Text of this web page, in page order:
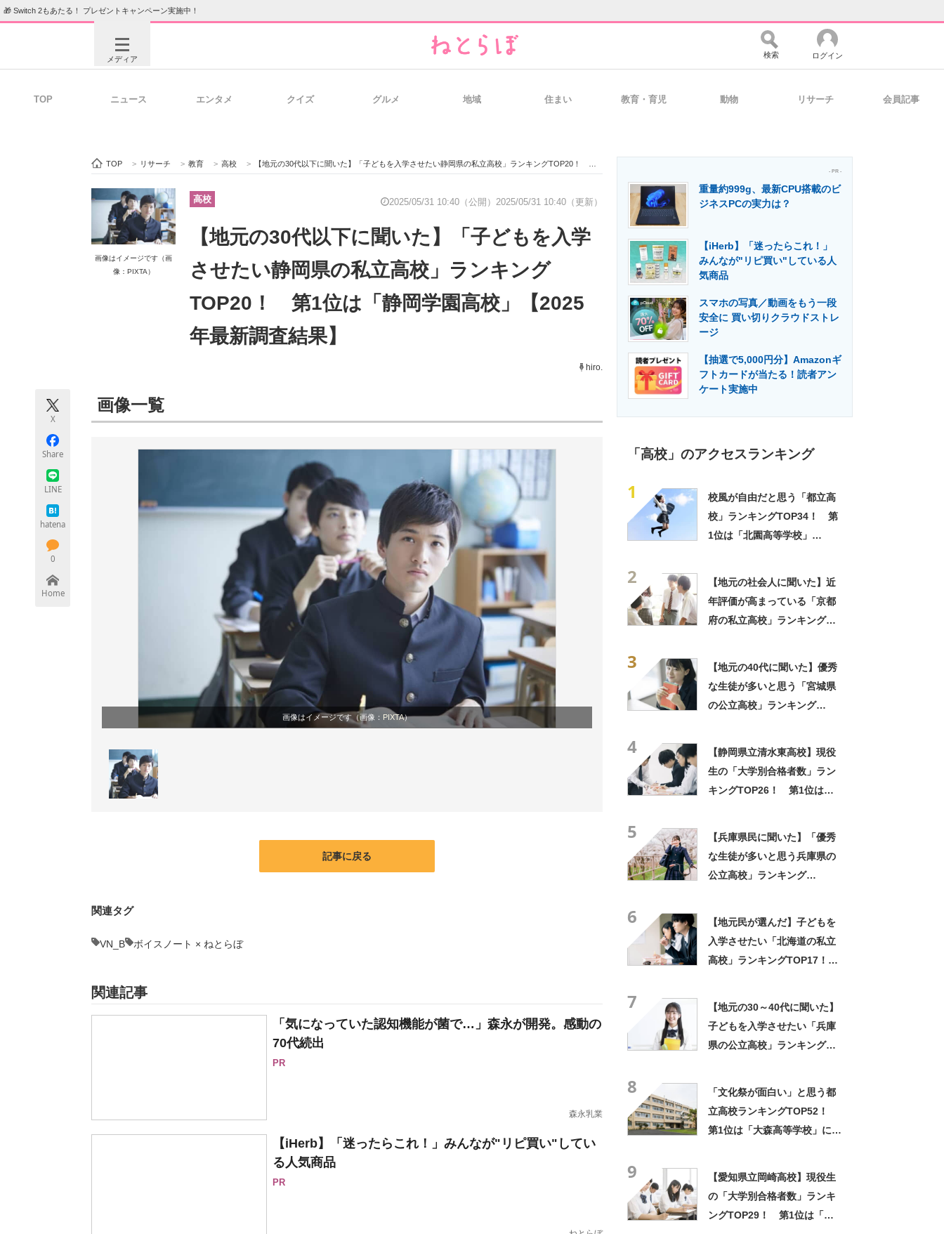
🎁 Switch 2もあたる！ プレゼントキャンペーン実施中！
メディア
ビジネスと働き方のヒント 経営リーダーのコミュニティ マーケ×ITの今がよく分かる
ITエンジニア向け専門サイト 製造業のIT導入・活用を支援
モノづくり技術者専門サイト エレクトロニクス専門サイト エネルギーの専門メディア 建設×テクノロジーの最前線
検索 ログイン
TOP ニュース エンタメ クイズ グルメ 地域 住まい 教育・育児 動物 リサーチ 会員記事
TOP > リサーチ > 教育 > 高校 > 【地元の30代以下に聞いた】「子どもを入学させたい静岡県の私立高校」ランキングTOP20！ 第1位は「静岡学園高校」【2025年最新調査結果】
画像はイメージです（画
像：PIXTA）
高校 2025/05/31 10:40（公開） 2025/05/31 10:40（更新）
【地元の30代以下に聞いた】「子どもを入学
させたい静岡県の私立高校」ランキング
TOP20！ 第1位は「静岡学園高校」【2025
年最新調査結果】
hiro.
X
Share
LINE
hatena
0
Home
画像一覧
画像はイメージです（画像： PIXTA）
記事に戻る
関連タグ
VN_B ボイスノート × ねとらぼ
関連記事
「気になっていた認知機能が菌で…」森永が開発。感動の
70代続出
PR
森永乳業
【iHerb】「迷ったらこれ！」みんなが"リピ買い"してい
る人気商品
PR
- PR -
重量約999g、最新CPU搭載のビ
ジネスPCの実力は？
【iHerb】「迷ったらこれ！」
みんなが"リピ買い"している人
気商品
スマホの写真／動画をもう一段
安全に 買い切りクラウドストレ
ージ
【抽選で5,000円分】Amazonギ
フトカードが当たる！読者アン
ケート実施中
「高校」のアクセスランキング
1
校風が自由だと思う「都立高
校」ランキングTOP34！ 第
1位は「北園高等学校」
2
【地元の社会人に聞いた】近
年評価が高まっている「京都
府の私立高校」ランキング
3
【地元の40代に聞いた】優秀
な生徒が多いと思う「宮城県
の公立高校」ランキング
4
【静岡県立清水東高校】現役
生の「大学別合格者数」ラン
キングTOP26！ 第1位は
5
【兵庫県民に聞いた】「優秀
な生徒が多いと思う兵庫県の
公立高校」ランキング
6
【地元民が選んだ】子どもを
入学させたい「北海道の私立
高校」ランキングTOP17！
7
【地元の30～40代に聞いた】
子どもを入学させたい「兵庫
県の公立高校」ランキング
8
「文化祭が面白い」と思う都
立高校ランキングTOP52！
第1位は「大森高等学校」に決
9
【愛知県立岡崎高校】現役生
の「大学別合格者数」ランキ
ングTOP29！ 第1位は「南